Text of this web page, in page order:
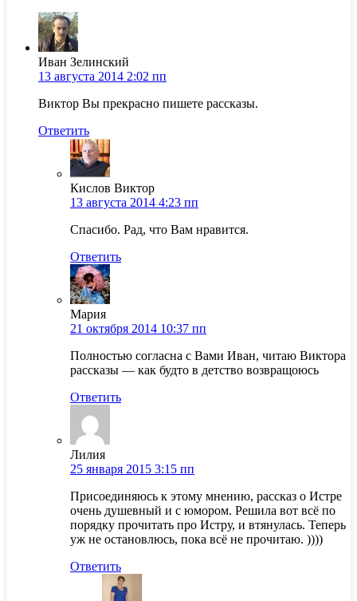
Иван Зелинский
13 августа 2014 2:02 пп
Виктор Вы прекрасно пишете рассказы.
Ответить
Кислов Виктор
13 августа 2014 4:23 пп
Спасибо. Рад, что Вам нравится.
Ответить
Мария
21 октября 2014 10:37 пп
Полностью согласна с Вами Иван, читаю Виктора
рассказы — как будто в детство возвращоюсь
Ответить
Лилия
25 января 2015 3:15 пп
Присоединяюсь к этому мнению, рассказ о Истре
очень душевный и с юмором. Решила вот всё по
порядку прочитать про Истру, и втянулась. Теперь
уж не остановлюсь, пока всё не прочитаю. ))))
Ответить